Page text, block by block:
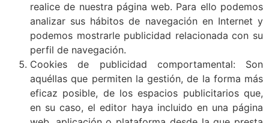
realice de nuestra página web. Para ello podemos
analizar sus hábitos de navegación en Internet y
podemos mostrarle publicidad relacionada con su
perfil de navegación.
Cookies de publicidad comportamental: Son
aquéllas que permiten la gestión, de la forma más
eficaz posible, de los espacios publicitarios que,
en su caso, el editor haya incluido en una página